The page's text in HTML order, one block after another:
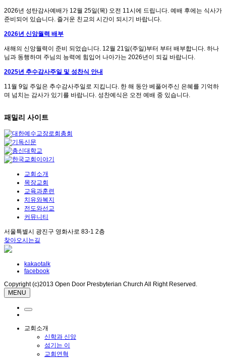
2026년 성탄감사예배가 12월 25일(목) 오전 11시에 드립니다. 예배 후에는 식사가
준비되어 있습니다. 즐거운 친교의 시간이 되시기 바랍니다.
2026년 신앙월력 배부
새해의 신앙월력이 준비 되었습니다. 12월 21일(주일)부터 부터 배부합니다. 하나
님과 동행하며 주님의 능력에 힘입어 나아가는 2026년이 되길 바랍니다.
2025년 추수감사주일 및 성찬식 안내
11월 9일 주일은 추수감사주일로 지킵니다. 한 해 동안 베풀어주신 은혜를 기억하
며 넘치는 감사가 있기를 바랍니다. 성찬예식은 오전 예배 중 있습니다.
패밀리 사이트
교회소개
목장교회
교육과훈련
치유와복지
전도와선교
커뮤니티
서울특별시 광진구 영화사로 83-1 2층
찾아오시는길
kakaotalk
facebook
Copyright (c)2013 Open Door Presbyterian Church All Right Reserved.
MENU
교회소개
신학과 신앙
섬기는 이
교회연혁